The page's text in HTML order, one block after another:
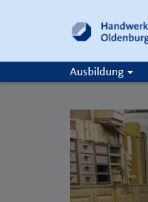
Ausbildung
Suche